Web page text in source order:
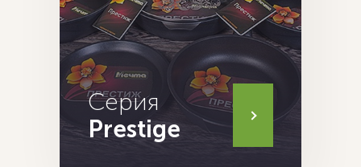
Серия
Prestige